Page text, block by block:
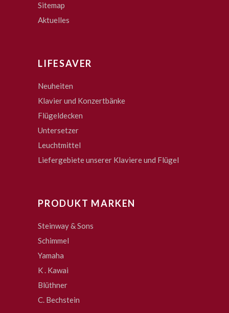
Sitemap
Aktuelles
LIFESAVER
Neuheiten
Klavier und Konzertbänke
Flügeldecken
Untersetzer
Leuchtmittel
Liefergebiete unserer Klaviere und Flügel
PRODUKT MARKEN
Steinway & Sons
Schimmel
Yamaha
K . Kawai
Blüthner
C. Bechstein